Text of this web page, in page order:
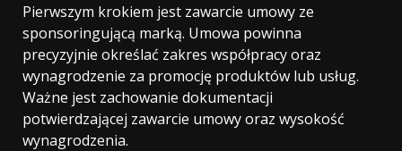
Pierwszym krokiem jest zawarcie umowy ze
sponsoringującą marką. Umowa powinna
precyzyjnie określać zakres współpracy oraz
wynagrodzenie za promocję produktów lub usług.
Ważne jest zachowanie dokumentacji
potwierdzającej zawarcie umowy oraz wysokość
wynagrodzenia.